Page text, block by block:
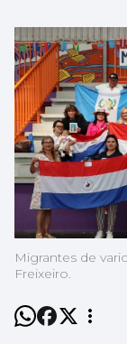
Migrantes de
Freixeiro.